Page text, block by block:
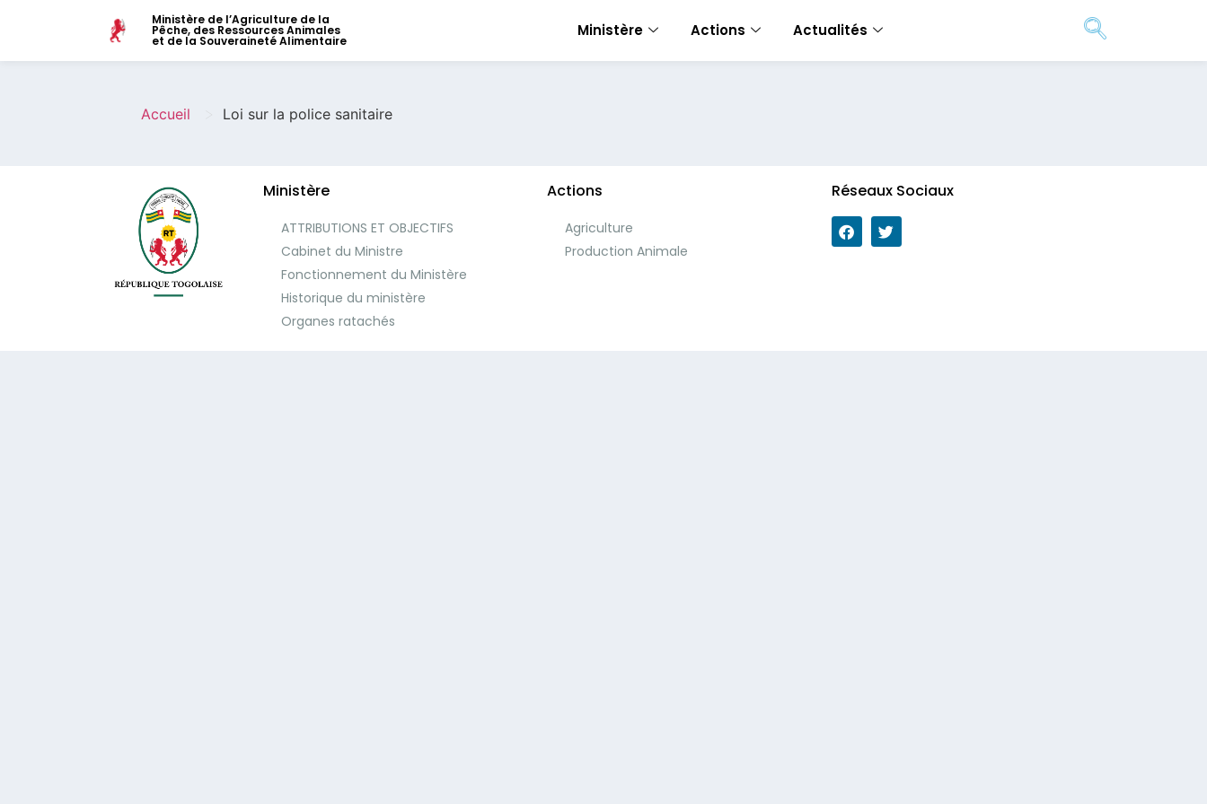
Ministère de l’Agriculture de la
Pêche, des Ressources Animales
et de la Souveraineté Alimentaire
Ministère Actions Actualités
Accueil Loi sur la police sanitaire
Ministère
ATTRIBUTIONS ET OBJECTIFS
Cabinet du Ministre
Fonctionnement du Ministère
Historique du ministère
Organes ratachés
Actions
Agriculture
Production Animale
Réseaux Sociaux